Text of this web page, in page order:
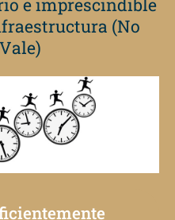
e imprescindible
(No